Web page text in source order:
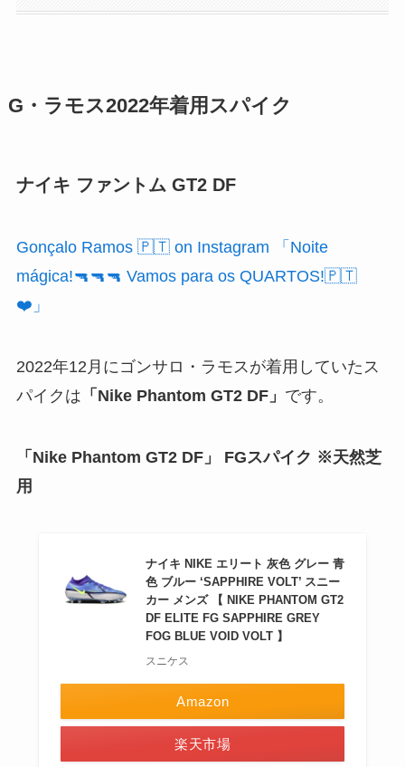
G・ラモス2022年着用スパイク
ナイキ ファントム GT2 DF
Gonçalo Ramos 🇵🇹 on Instagram 「Noite
mágica!🔫🔫🔫 Vamos para os QUARTOS!🇵🇹
❤️」
2022年12月にゴンサロ・ラモスが着用していたス
パイクは 「Nike Phantom GT2 DF」 です。
「Nike Phantom GT2 DF」
FGスパイク ※天然芝
用
ナイキ NIKE エリート 灰色 グレー 青
色 ブルー ‘SAPPHIRE VOLT’ スニー
カー メンズ 【 NIKE PHANTOM GT2
DF ELITE FG SAPPHIRE GREY
FOG BLUE VOID VOLT 】
スニケス
Amazon
楽天市場